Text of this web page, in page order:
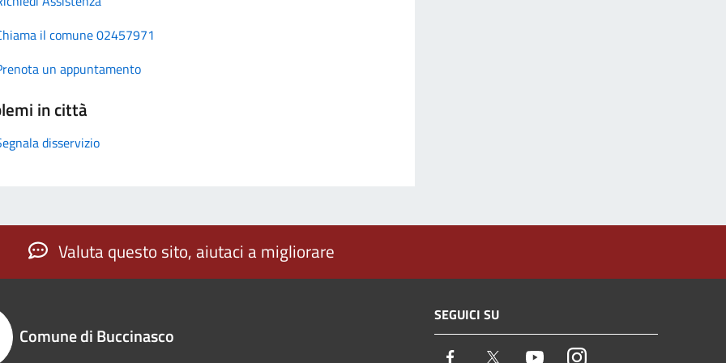
il comune 02457971
un appuntamento
in città
disservizio
Valuta questo sito, aiutaci a migliorare
Comune di Buccinasco
SEGUICI SU
Facebook Twitter YoutubeInstagram